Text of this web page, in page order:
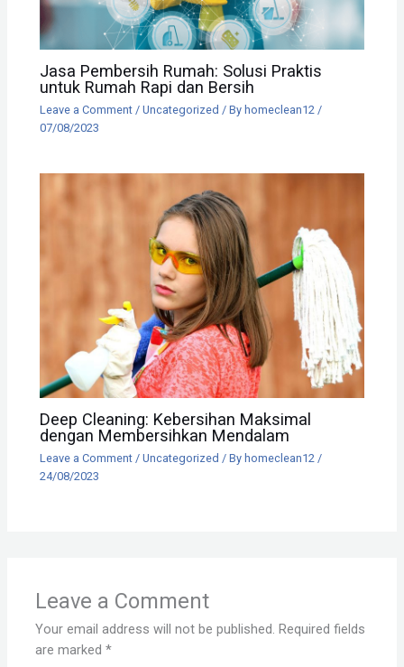
Jasa Pembersih Rumah: Solusi Praktis
untuk Rumah Rapi dan Bersih
Leave a Comment /Uncategorized / By homeclean12/
07/08/2023
Deep Cleaning: Kebersihan Maksimal
dengan Membersihkan Mendalam
Leave a Comment /Uncategorized / By homeclean12 /
24/08/2023
Leave a Comment
Your email address will not be published. Required fields
are marked*